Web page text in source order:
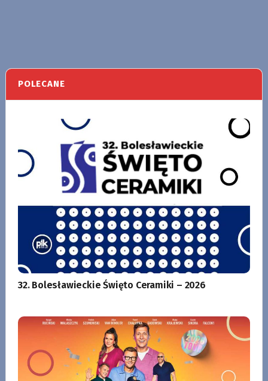
POLECANE
32. Bolesławieckie Święto Ceramiki – 2026